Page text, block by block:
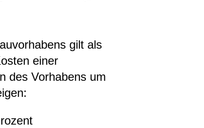
gilt als
einer
des Vorhabens um